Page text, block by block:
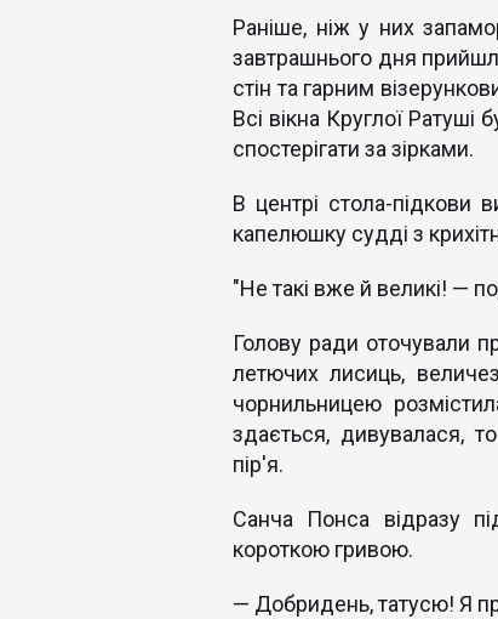
Раніше, ніж у них
завтрашнього дня
стін та гарним
Всі вікна Круглої Ратуші
спостерігати за зірками.
В центрі стола-підкови
капелюшку судді з
"Не такі вже й великі! —
Голову ради оточували
летючих лисиць,
чорнильницею
здається, дивувалася,
пір'я.
Санча Понса відразу
короткою гривою.
— Добридень, татусю! Я